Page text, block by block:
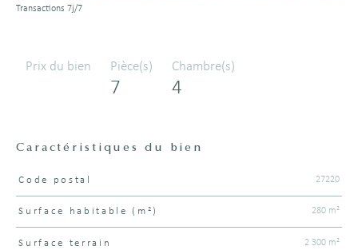
Transactions 7j/7
Prix du bien Pièce(s)
7
Chambre(s)
4
Caractéristiques du bien
Caractéristiques
Code postal 27220
Surface habitable (m²) 280 m²
surface terrain 2 300 m²